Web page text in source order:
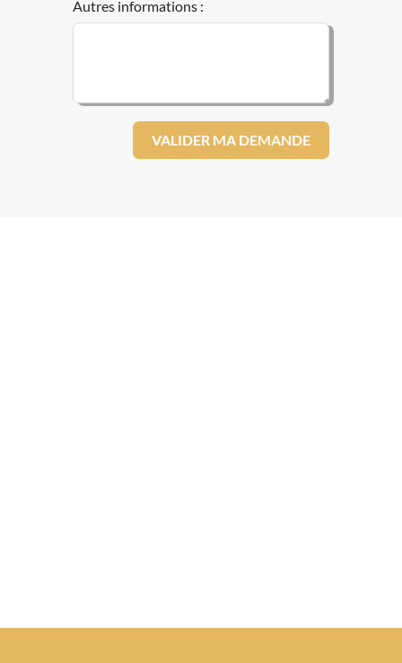
Autres informations :
VALIDER MA DEMANDE